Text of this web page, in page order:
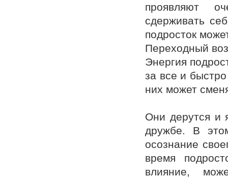
проявляют
сдерживать
подросток
Переходный
Энергия
за все и
них может
Они дерутся и
дружбе. В
осознание
время
влияние,